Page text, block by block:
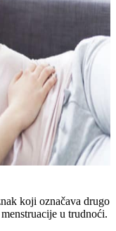
koji označava drugo
u trudnoći.